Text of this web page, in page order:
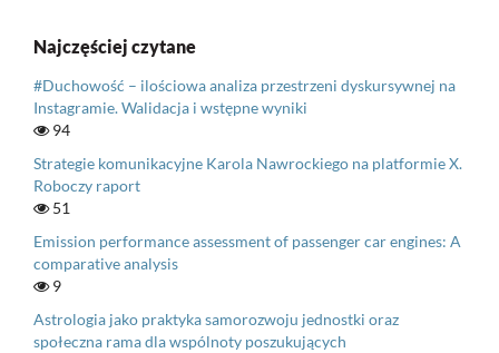
Najczęściej czytane
#Duchowość – ilościowa analiza przestrzeni dyskursywnej na
Instagramie. Walidacja i wstępne wyniki
94
Strategie komunikacyjne Karola Nawrockiego na platformie X.
Roboczy raport
51
Emission performance assessment of passenger car engines: A
comparative analysis
9
Astrologia jako praktyka samorozwoju jednostki oraz
społeczna rama dla wspólnoty poszukujących